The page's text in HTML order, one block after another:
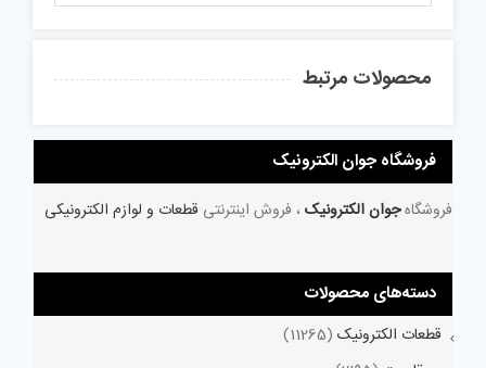
محصولات مرتبط
فروشگاه جوان الکترونیک
فروشگاهجوان الکترونیک ، فروش اینترنتی قطعات و لوازم الکترونیکی
دسته‌های محصولات
قطعات الکترونیک (11265)